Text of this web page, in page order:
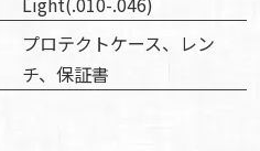
プロテクトケース、レン
チ、保証書